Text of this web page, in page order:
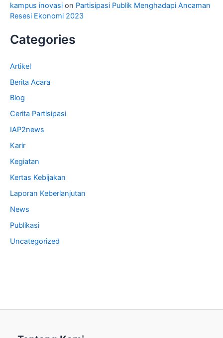
kampus inovasi on Partisipasi Publik Menghadapi Ancaman
Resesi Ekonomi 2023
Categories
Artikel
Berita Acara
Blog
Cerita Partisipasi
IAP2news
Karir
Kegiatan
Kertas Kebijakan
Laporan Keberlanjutan
News
Publikasi
Uncategorized